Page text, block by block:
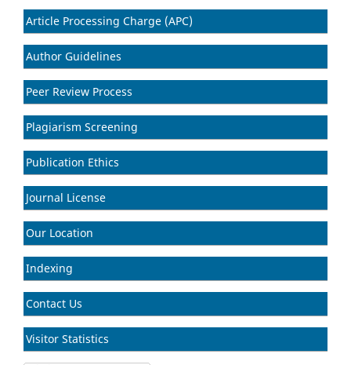
Article Processing Charge (APC)
Author Guidelines
Peer Review Process
Plagiarism Screening
Publication Ethics
Journal License
Our Location
Indexing
Contact Us
Visitor Statistics